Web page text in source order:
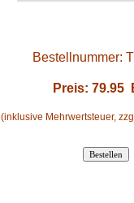
Bestellnummer:
Preis: 79.95
(inklusive Mehrwertsteuer,